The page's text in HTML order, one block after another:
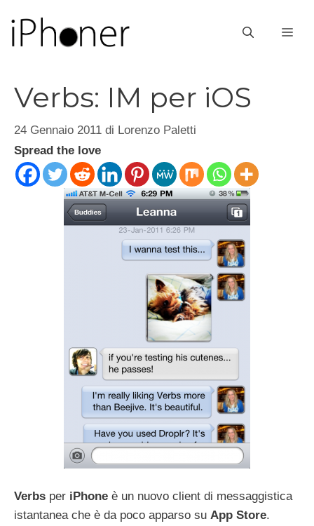
contenuto
Verbs: IM per iOS
24 Gennaio 2011 di Lorenzo Paletti
Spread the love
Verbs per iPhone è un nuovo client di messaggistica
istantanea che è da poco apparso su App Store.